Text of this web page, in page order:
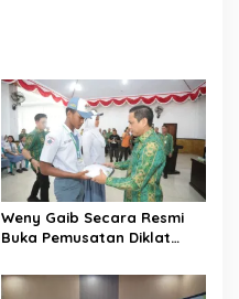
Weny Gaib Secara Resmi
Buka Pemusatan Diklat
Kotamobagu